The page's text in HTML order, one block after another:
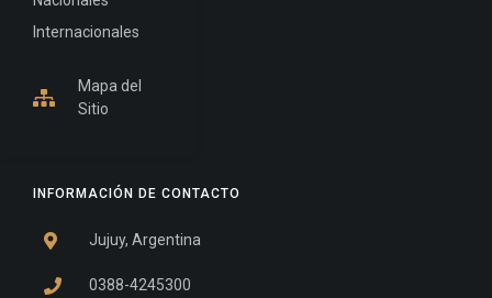
INFORMACIÓN DE CONTACTO
Jujuy, Argentina
0388-4245300
Internacionales
Mapa del
Sitio